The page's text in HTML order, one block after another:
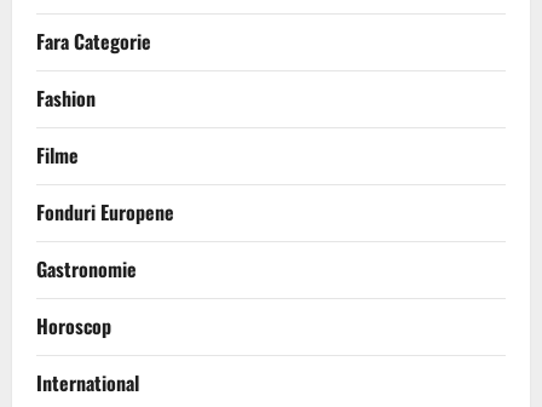
Fara Categorie
Fashion
Filme
Fonduri Europene
Gastronomie
Horoscop
International